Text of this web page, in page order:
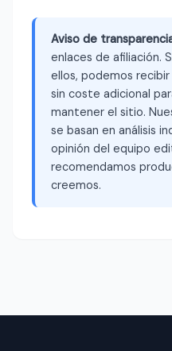
Aviso de
enlaces de afiliación.
ellos, podemos
sin coste adicional
mantener el sitio.
se basan en análisis
opinión del equipo
recomendamos
creemos.